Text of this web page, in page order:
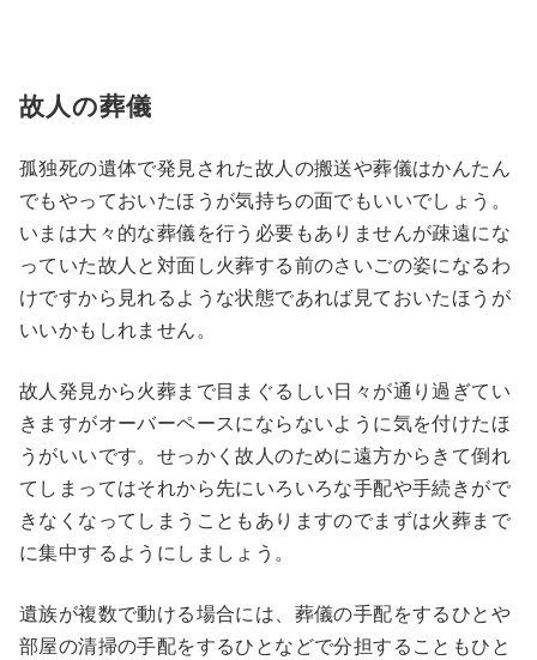
故人の葬儀
孤独死の遺体で発見された故人の搬送や葬儀はかんたん
でもやっておいたほうが気持ちの面でもいいでしょう。
いまは大々的な葬儀を行う必要もありませんが疎遠にな
っていた故人と対面し火葬する前のさいごの姿になるわ
けですから見れるような状態であれば見ておいたほうが
いいかもしれません。
故人発見から火葬まで目まぐるしい日々が通り過ぎてい
きますがオーバーペースにならないように気を付けたほ
うがいいです。せっかく故人のために遠方からきて倒れ
てしまってはそれから先にいろいろな手配や手続きがで
きなくなってしまうこともありますのでまずは火葬まで
に集中するようにしましょう。
遺族が複数で動ける場合には、葬儀の手配をするひとや
部屋の清掃の手配をするひとなどで分担することもひと